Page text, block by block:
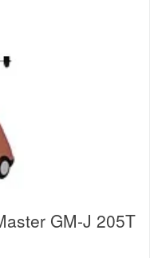
GM-J 205T